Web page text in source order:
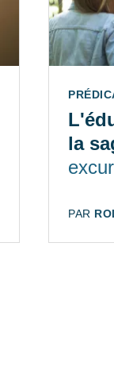
TYPE:
la
PAR